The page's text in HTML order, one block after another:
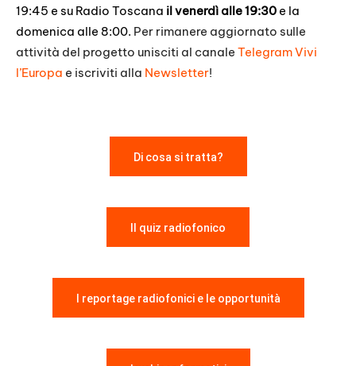
19:45 e su Radio Toscana il venerdì alle 19:30 e la
domenica alle 8:00. Per rimanere aggiornato sulle
attività del progetto unisciti al canale Telegram Vivi
l’Europa e iscriviti alla Newsletter!
Di cosa si tratta?
Il quiz radiofonico
I reportage radiofonici e le opportunità